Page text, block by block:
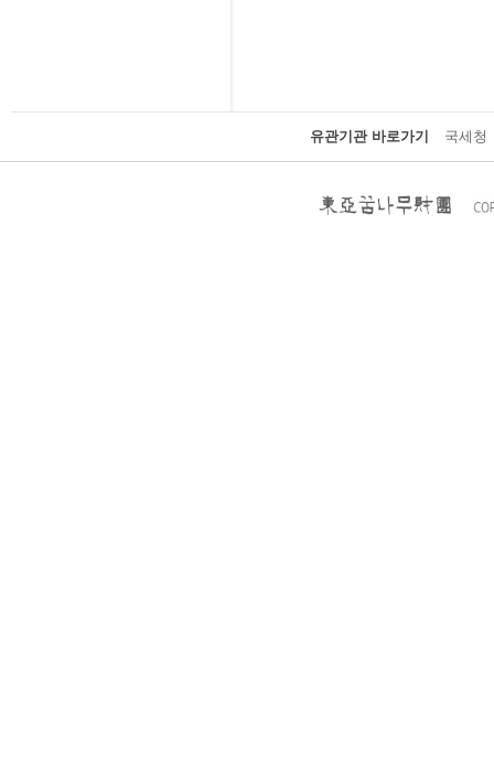
유관기관 바로가기 국세청